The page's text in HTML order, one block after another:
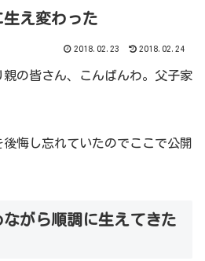
え変わった
2018.02.23 2018.02.24
の皆さん、こんばんわ。父子家
悔し忘れていたのでここで公開
がら順調に生えてきた